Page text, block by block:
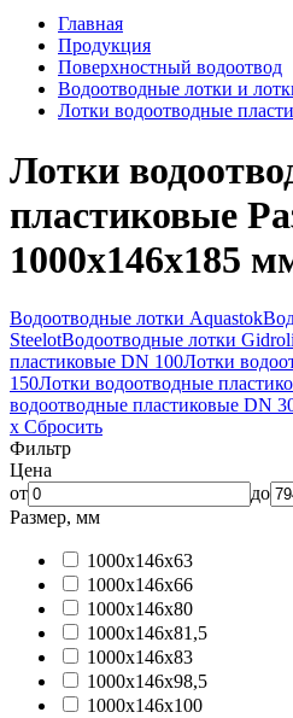
Главная
Продукция
Поверхностный водоотвод
Водоотводные лотки и
Лотки водоотводные
Лотки
пластиковые
1000x146x185
Водоотводные лотки Aquastok
SteelotВодоотводные лотки
пластиковые DN 100Лотки
150Лотки водоотводные
водоотводные пластиковые DN
x Сбросить
Фильтр
Цена
от
до
Размер, мм
1000x146x63
1000x146x66
1000x146x80
1000x146x81,5
1000x146x83
1000x146x98,5
1000x146x100